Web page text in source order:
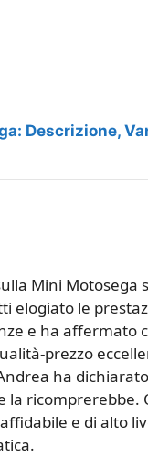
Descrizione,
Mini
elogiato le
e ha affermato
prezzo
ha
la
e di alto